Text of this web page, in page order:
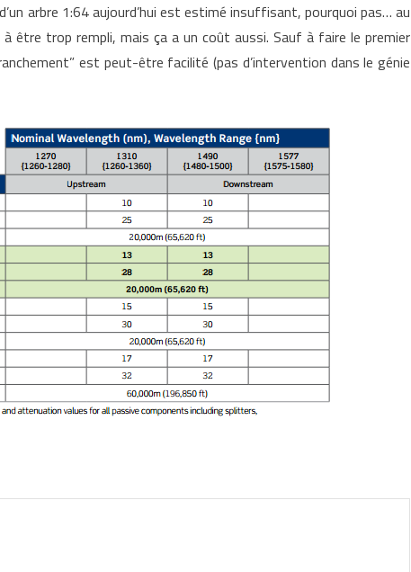
arbre 1:64 aujourd’hui est estimé insuffisant, pourquoi pas… au
être trop rempli, mais ça a un coût aussi. Sauf à faire le premier
est peut-être facilité (pas d’intervention dans le génie